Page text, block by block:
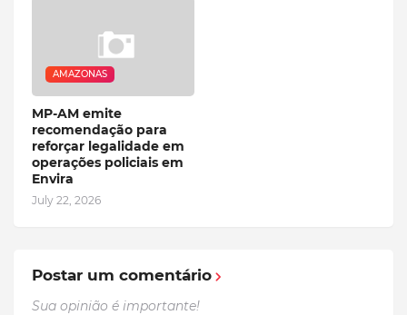
AMAZONAS
MP-AM emite
recomendação para
reforçar legalidade em
operações policiais em
Envira
July 22, 2026
Postar um comentário
Sua opinião é importante!